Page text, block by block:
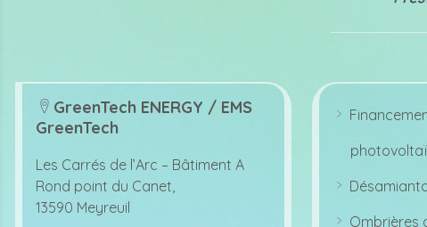
lo
at
io
n
ic
GreenTech ENERGY / EMS
GreenTech
Les Carrés de l’Arc – Bâtiment A
Rond point du Canet,
13590 Meyreuil
ri
g
ic Ombrières